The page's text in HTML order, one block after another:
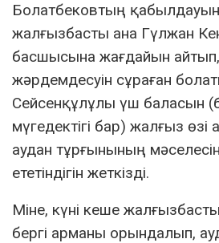
Болатбековтың
жалғызбасты ана Гүлжан
басшысына жағдайын
жәрдемдесуін сұраған
Сейсенқұлұлы үш баласын
мүгедектігі бар) жалғыз
аудан тұрғынының
ететіндігін жеткізді.
Міне, күні кеше
бергі арманы орындалып,